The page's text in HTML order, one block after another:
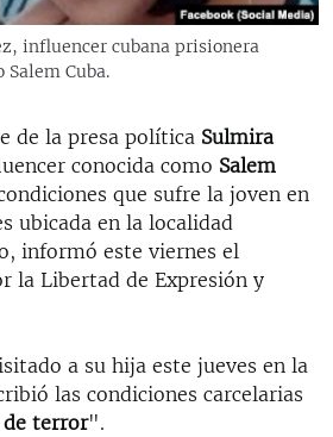
EN AMÉRICA LATINA
A UCRANIA
influencer cubana prisionera
Cuba.
de la presa política Sulmira
conocida como Salem
que sufre la joven en
ubicada en la localidad
informó este viernes el
la Libertad de Expresión y
a su hija este jueves en la
las condiciones carcelarias
de terror".